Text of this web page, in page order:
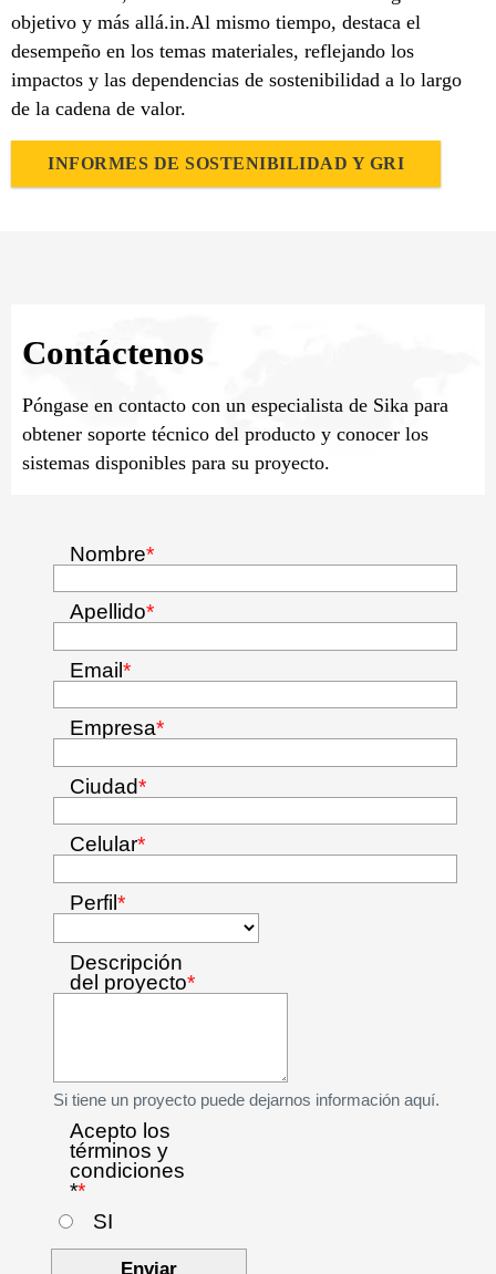
objetivo y más allá.in.​Al mismo tiempo, destaca el
desempeño en los temas materiales, reflejando los
impactos y las dependencias de sostenibilidad a lo largo
de la cadena de valor.
INFORMES DE SOSTENIBILIDAD Y GRI
Contáctenos
Póngase en contacto con un especialista de Sika para
obtener soporte técnico del producto y conocer los
sistemas disponibles para su proyecto.